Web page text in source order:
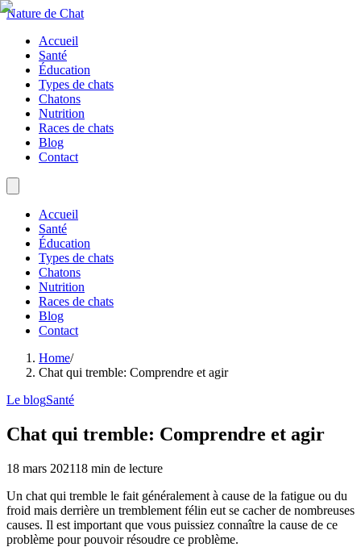
Nature de Chat
Accueil
Santé
Éducation
Types de chats
Chatons
Nutrition
Races de chats
Blog
Contact
Accueil
Santé
Éducation
Types de chats
Chatons
Nutrition
Races de chats
Blog
Contact
Home/
Chat qui tremble: Comprendre et agir
Le blogSanté
Chat qui tremble: Comprendre et agir
18 mars 202118 min de lecture
Un chat qui tremble le fait généralement à cause de la fatigue ou du
froid mais derrière un tremblement félin eut se cacher de nombreuses
causes. Il est important que vous puissiez connaître la cause de ce
problème pour pouvoir résoudre ce problème.